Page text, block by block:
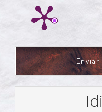
ENVIAR
UN
ARTÍCULO